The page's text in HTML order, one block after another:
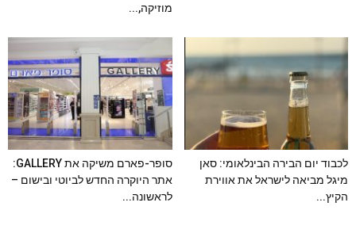
מוזיקה,...
לכבוד יום הבירה הבינלאומי: סאן
מיגל מביאה לישראל את אווירת
הקיץ...
סופר-פארם משיקה את GALLERY:
אתר היוקרה החדש לביוטי ובישום –
לראשונה...